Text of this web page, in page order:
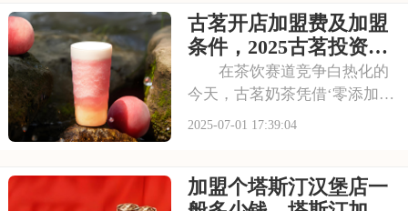
班族，都是蜜雪冰城的忠实粉
丝。那么，加盟蜜雪冰城的费
用究竟是多少呢？下面
古茗开店加盟费及加盟
条件，2025古茗投资预
算是多少
在茶饮赛道竞争白热化的
今天，古茗奶茶凭借‘零添加、
低糖健康’的差异化定位，深受
要多少钱？下面就来看看古茗
2025-07-01 17:39:04
加盟个塔斯汀汉堡店一